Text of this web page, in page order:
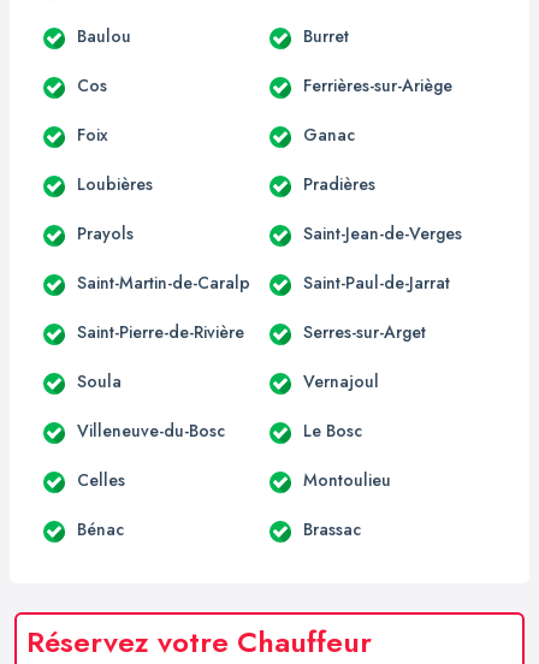
Baulou Burret
Cos Ferrières-sur-Ariège
Foix Ganac
Loubières Pradières
Prayols Saint-Jean-de-Verges
Saint-Martin-de-Caralp Saint-Paul-de-Jarrat
Saint-Pierre-de-Rivière Serres-sur-Arget
Soula Vernajoul
Villeneuve-du-Bosc Le Bosc
Celles Montoulieu
Bénac Brassac
Réservez votre Chauffeur